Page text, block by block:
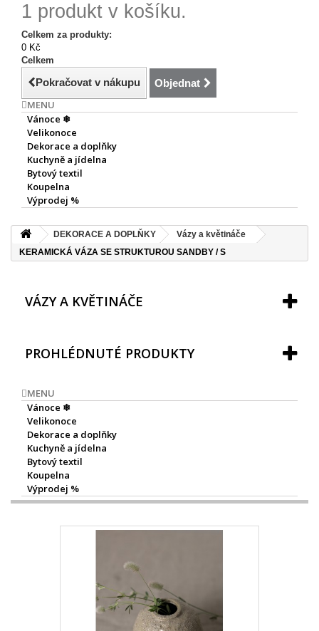
1 produkt v košíku.
Celkem za produkty:
0 Kč
Celkem
Pokračovat v nákupu Objednat
MENU
Vánoce ❄
Velikonoce
Dekorace a doplňky
Kuchyně a jídelna
Bytový textil
Koupelna
Výprodej %
DEKORACE A DOPLŇKY
Vázy a květináče
KERAMICKÁ VÁZA SE STRUKTUROU SANDBY / S
VÁZY A KVĚTINÁČE
PROHLÉDNUTÉ PRODUKTY
MENU
Vánoce ❄
Velikonoce
Dekorace a doplňky
Kuchyně a jídelna
Bytový textil
Koupelna
Výprodej %